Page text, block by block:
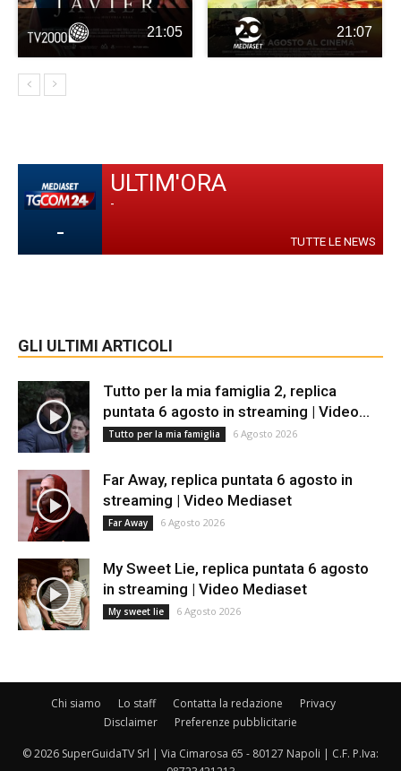
21:05 21:07
-
ULTIM'ORA
-
TUTTE LE NEWS
GLI ULTIMI ARTICOLI
Tutto per la mia famiglia 2, replica
puntata 6 agosto in streaming | Video...
Tutto per la mia famiglia 6 Agosto 2026
Far Away, replica puntata 6 agosto in
streaming | Video Mediaset
Far Away 6 Agosto 2026
My Sweet Lie, replica puntata 6 agosto
in streaming | Video Mediaset
My sweet lie 6 Agosto 2026
Chi siamo Lo staff Contatta la redazione
Privacy
Disclaimer
Preferenze pubblicitarie
© 2026 SuperGuidaTV Srl | Via Cimarosa 65 - 80127 Napoli | C.F. P.Iva: